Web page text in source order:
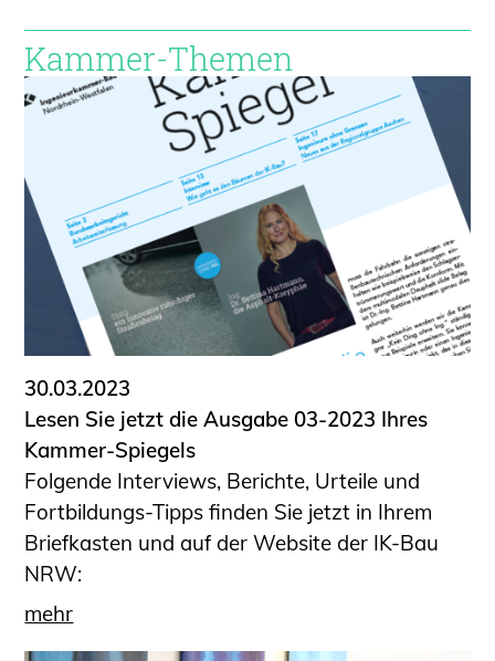
Kammer-Themen
30.03.2023
Lesen Sie jetzt die Ausgabe 03-2023 Ihres
Kammer-Spiegels
Folgende Interviews, Berichte, Urteile und
Fortbildungs-Tipps finden Sie jetzt in Ihrem
Briefkasten und auf der Website der IK-Bau
NRW:
mehr